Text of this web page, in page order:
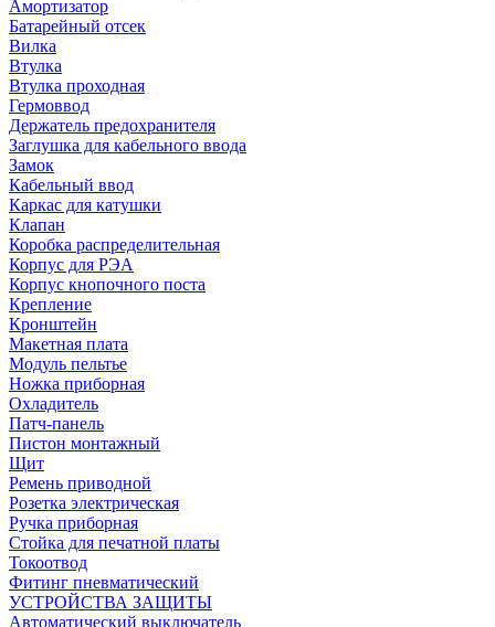
Амортизатор
Батарейный отсек
Вилка
Втулка
Втулка проходная
Гермоввод
Держатель предохранителя
Заглушка для кабельного ввода
Замок
Кабельный ввод
Каркас для катушки
Клапан
Коробка распределительная
Корпус для РЭА
Корпус кнопочного поста
Крепление
Кронштейн
Макетная плата
Модуль пельтье
Ножка приборная
Охладитель
Патч-панель
Пистон монтажный
Щит
Ремень приводной
Розетка электрическая
Ручка приборная
Стойка для печатной платы
Токоотвод
Фитинг пневматический
УСТРОЙСТВА ЗАЩИТЫ
Автоматический выключатель